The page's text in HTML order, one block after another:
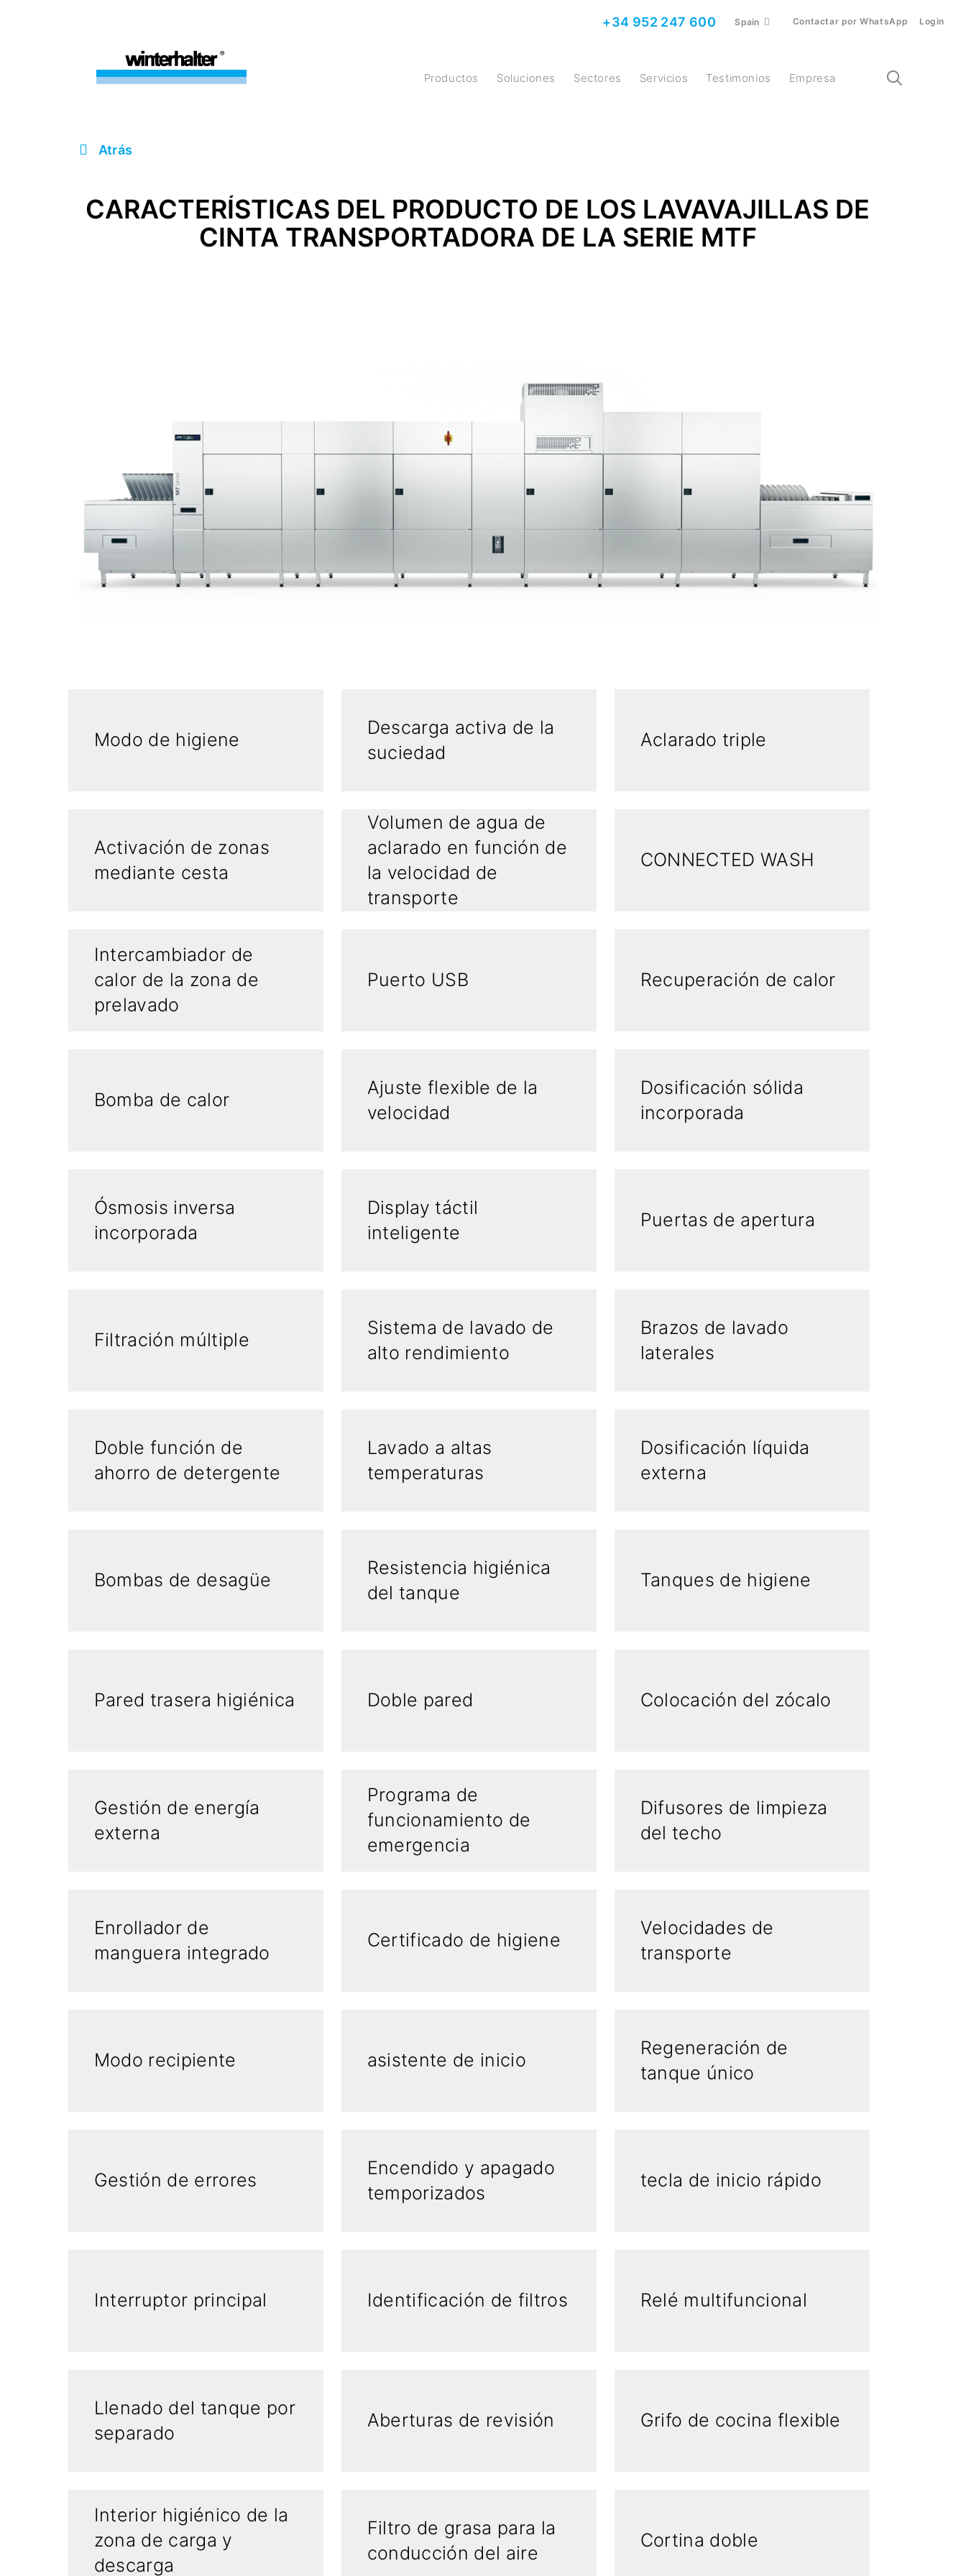
+34 952 247 600 Spain Contactar por WhatsApp Login
Productos Soluciones Sectores Servicios Testimonios Empresa
Atrás
CARACTERÍSTICAS DEL PRODUCTO DE LOS LAVAVAJILLAS DE
CINTA TRANSPORTADORA DE LA SERIE MTF
Modo de higiene
Descarga activa de la
suciedad
Aclarado triple
Activación de zonas
mediante cesta
Volumen de agua de
aclarado en función de
la velocidad de
transporte
CONNECTED WASH
Intercambiador de
calor de la zona de
prelavado
Puerto USB Recuperación de calor
Bomba de calor
Ajuste flexible de la
velocidad
Dosificación sólida
incorporada
Ósmosis inversa
incorporada
Display táctil
inteligente
Puertas de apertura
Filtración múltiple
Sistema de lavado de
alto rendimiento
Brazos de lavado
laterales
Doble función de
ahorro de detergente
Lavado a altas
temperaturas
Dosificación líquida
externa
Bombas de desagüe
Resistencia higiénica
del tanque
Tanques de higiene
Pared trasera higiénica Doble pared Colocación del zócalo
Gestión de energía
externa
Programa de
funcionamiento de
emergencia
Difusores de limpieza
del techo
Enrollador de
manguera integrado
Certificado de higiene
Velocidades de
transporte
Modo recipiente asistente de inicio
Regeneración de
tanque único
Gestión de errores
Encendido y apagado
temporizados
tecla de inicio rápido
Interruptor principal Identificación de filtros Relé multifuncional
Llenado del tanque por
separado
Aberturas de revisión Grifo de cocina flexible
Interior higiénico de la
zona de carga y
descarga
Filtro de grasa para la
conducción del aire
Cortina doble